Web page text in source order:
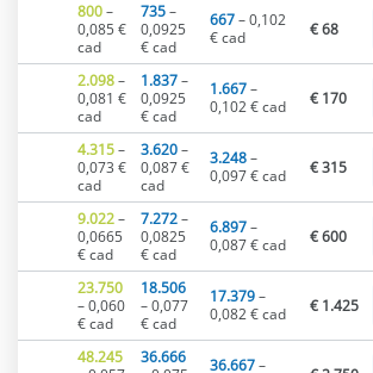
800–
0,085 €
cad
735–
0,0925
€ cad
667– 0,102
€ cad
€ 68
2.098–
0,081 €
cad
1.837–
0,0925
€ cad
1.667–
0,102 € cad
€ 170
4.315–
0,073 €
cad
3.620–
0,087 €
cad
3.248–
0,097 € cad
€ 315
9.022–
0,0665
€ cad
7.272–
0,0825
€ cad
6.897–
0,087 € cad
€ 600
23.750
– 0,060
€ cad
18.506
– 0,077
€ cad
17.379–
0,082 € cad
€ 1.425
48.245
36.666
36.667–